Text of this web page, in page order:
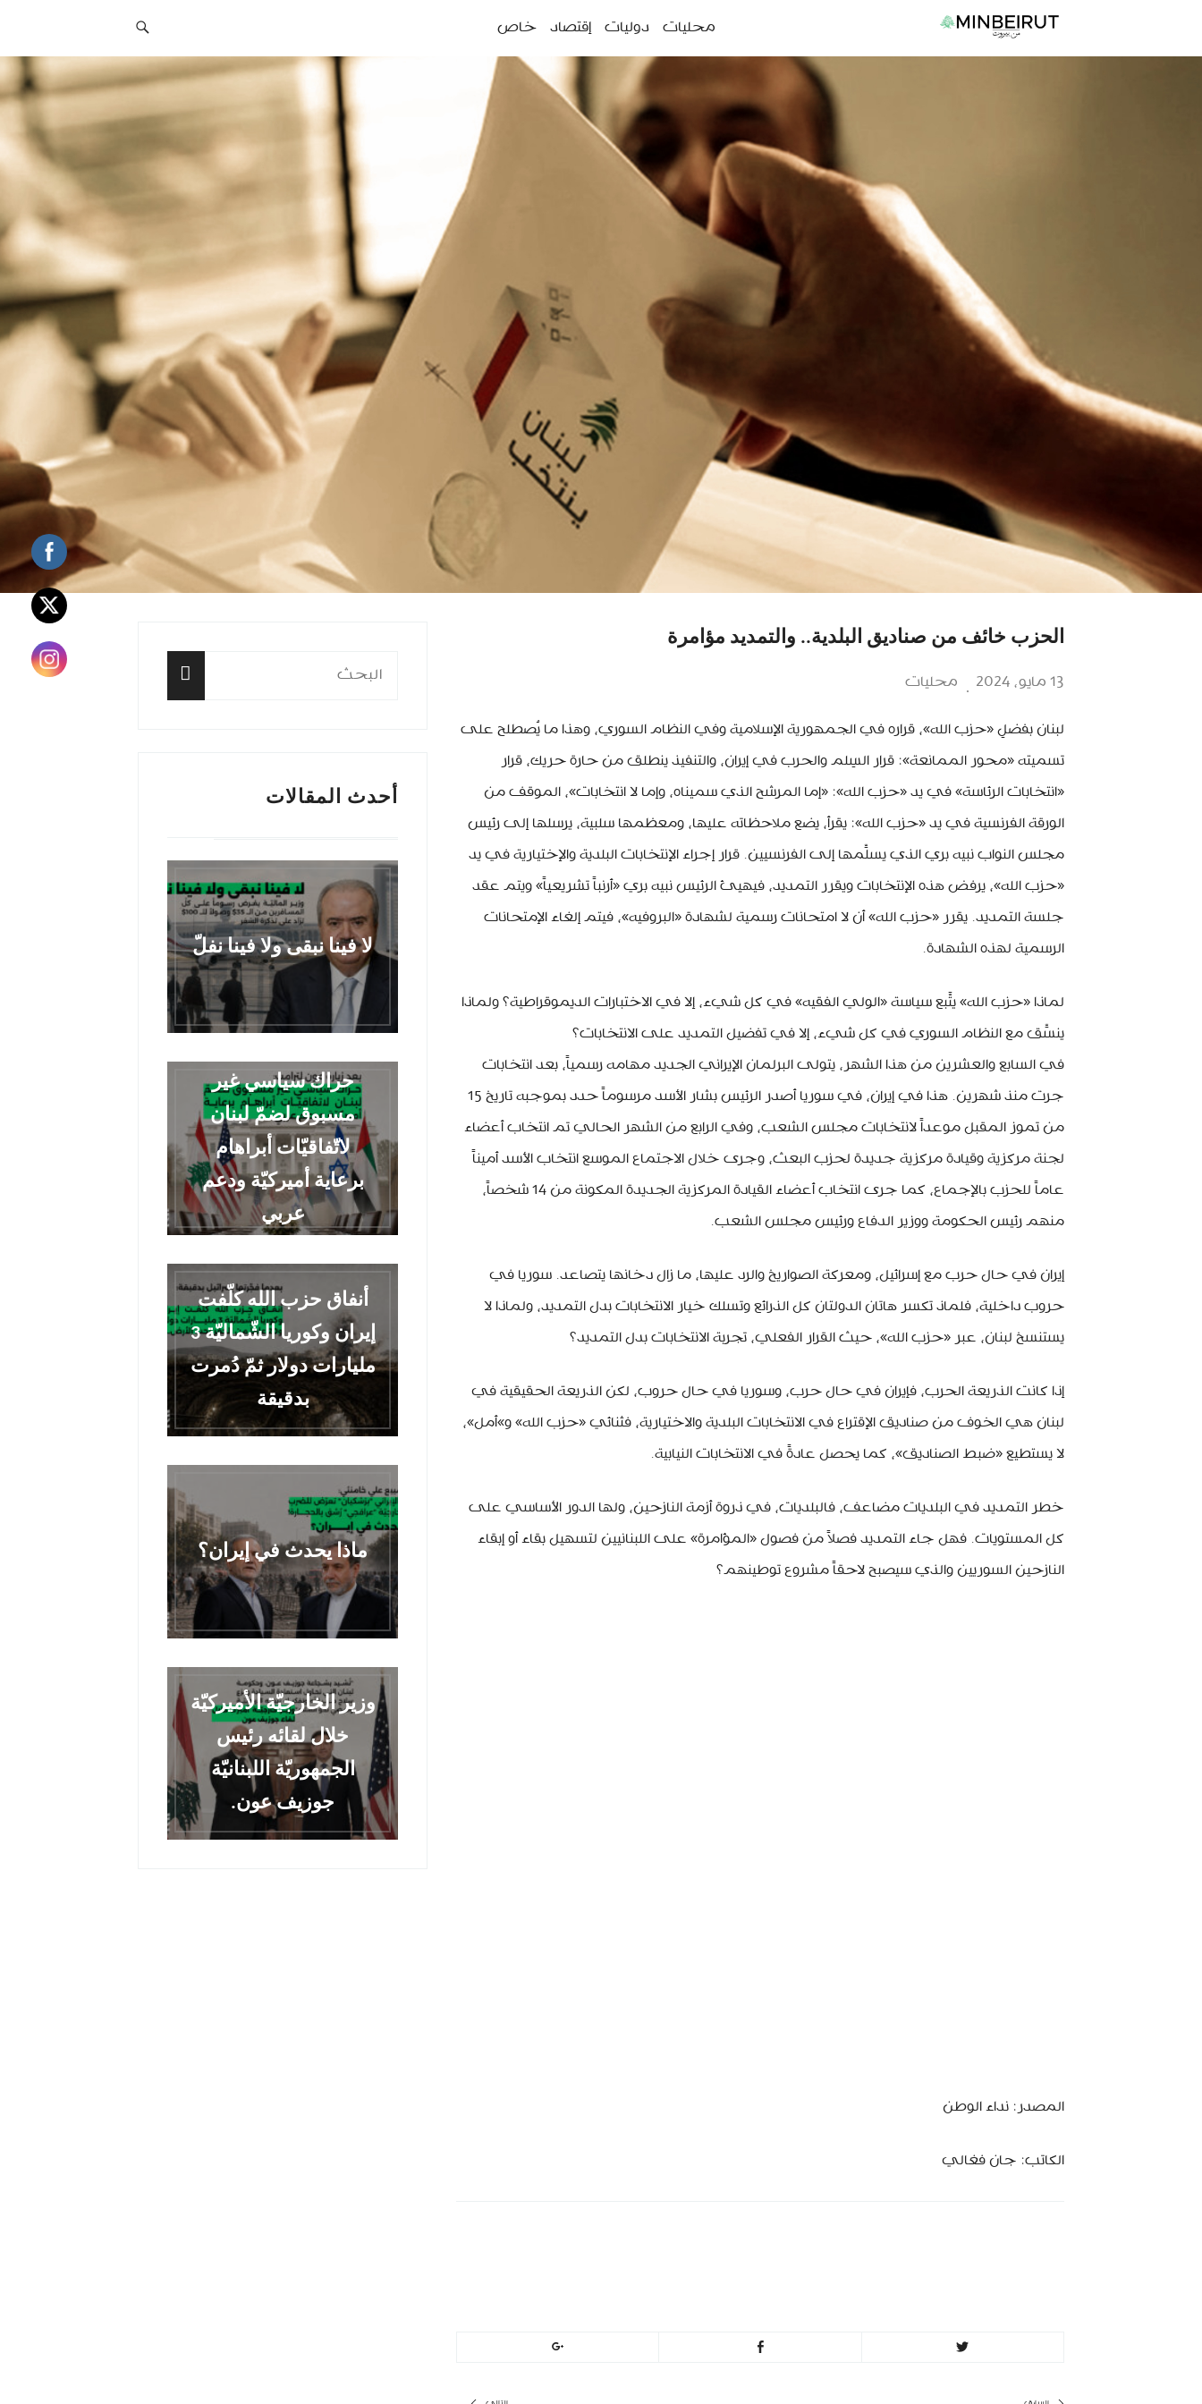
الرئيسية
محليات دوليات إقتصاد خاص
التواصل
الاجتماعي
الحزب خائف من صناديق البلدية.. والتمديد مؤامرة
13 مايو، 2024 محليات
لبنان بفضلِ «حزب الله»، قراره في الجمهورية الإسلامية وفي النظام السوري، وهذا ما يُصطلح على
تسميته «محور الممانعة»: قرار السِلم والحرب في إيران، والتنفيذ ينطلق من حارة حريك، قرار
«انتخابات الرئاسة» في يد «حزب الله»: «إما المرشح الذي سميناه، وإما لا انتخابات»، الموقف من
الورقة الفرنسية في يد «حزب الله»: يقرأ، يضع ملاحظاته عليها، ومعظمها سلبية، يرسلها إلى رئيس
مجلس النواب نبيه بري الذي يسلِّمها إلى الفرنسيين. قرار إجراء الإنتخابات البلدية والإختيارية في يد
«حزب الله»، يرفض هذه الإنتخابات ويقرر التمديد، فيهيئ الرئيس نبيه بري «أرنباً تشريعياً» ويتم عقد
جلسة التمديد. يقرر «حزب الله» أن لا امتحانات رسمية لشهادة «البروفيه»، فيتم إلغاء الإمتحانات
الرسمية لهذه الشهادة.
لماذا «حزب الله» يتَّبع سياسة «الولي الفقيه» في كل شيء، إلا في الاختبارات الديموقراطية؟ ولماذا
ينسِّق مع النظام السوري في كل شيء، إلا في تفضيل التمديد على الانتخابات؟
في السابع والعشرين من هذا الشهر، يتولى البرلمان الإيراني الجديد مهامه رسمياً، بعد انتخابات
جرت منذ شهرين. هذا في إيران، في سوريا أصدر الرئيس بشار الأسد مرسوماً حدد بموجبه تاريخ 15
من تموز المقبل موعداً لانتخابات مجلس الشعب، وفي الرابع من الشهر الحالي تم انتخاب أعضاء
لجنة مركزية وقيادة مركزية جديدة لحزب البعث، وجرى خلال الاجتماع الموسع انتخاب الأسد أميناً
عاماً للحزب بالإجماع، كما جرى انتخاب أعضاء القيادة المركزية الجديدة المكونة من 14 شخصاً،
منهم رئيس الحكومة ووزير الدفاع ورئيس مجلس الشعب.
إيران في حال حرب مع إسرائيل، ومعركة الصواريخ والرد عليها، ما زال دخانها يتصاعد. سوريا في
حروب داخلية، فلماذ تكسر هاتان الدولتان كل الذرائع وتسلك خيار الانتخابات بدل التمديد، ولماذا لا
يستنسخ لبنان، عبر «حزب الله»، حيث القرار الفعلي، تجربة الانتخابات بدل التمديد؟
إذا كانت الذريعة الحرب، فإيران في حال حرب، وسوريا في حال حروب، لكن الذريعة الحقيقية في
لبنان هي الخوف من صناديق الإقتراع في الانتخابات البلدية والاختيارية، فثنائي «حزب الله» و»أمل»،
لا يستطيع «ضبط الصناديق»، كما يحصل عادةً في الانتخابات النيابية.
خطر التمديد في البلديات مضاعف، فالبلديات، في ذروة أزمة النازحين، ولها الدور الأساسي على
كل المستويات. فهل جاء التمديد فصلاً من فصول «المؤامرة» على اللبنانيين لتسهيل بقاء أو إبقاء
النازحين السوريين والذي سيصبح لاحقاً مشروع توطينهم؟
المصدر: نداء الوطن
الكاتب: جان فغالي
البحث
أحدث المقالات
لا فينا نبقى ولا فينا نفلّ
حراك سياسي غير
مسبوق لضمّ لبنان
لاتّفاقيّات أبراهام
برعاية أميركيّة ودعم
عربي
أنفاق حزب الله كلّفت
إيران وكوريا الشّماليّة 3
مليارات دولار ثمّ دُمرت
بدقيقة
ماذا يحدث في إيران؟
وزير الخارجيّة الأميركيّة
خلال لقائه رئيس
الجمهوريّة اللبنانيّة
جوزيف عون.